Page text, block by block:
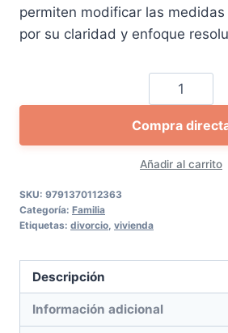
permiten modificar las
por su claridad y enfoque
Uso
de
la
familiar
o
a
Añadir al carrito
Compra
SKU: 9791370112363
Categoría: Familia
Etiquetas: divorcio, vivienda
Descripción
Información adicional